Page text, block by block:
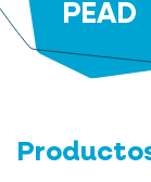
PEAD